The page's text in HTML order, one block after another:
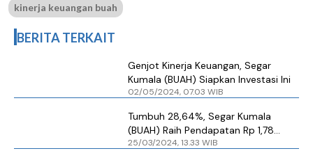
kinerja keuangan buah
BERITA TERKAIT
Genjot Kinerja Keuangan, Segar
Kumala (BUAH) Siapkan Investasi Ini
02/05/2024, 07.03 WIB
Tumbuh 28,64%, Segar Kumala
(BUAH) Raih Pendapatan Rp 1,78
Triliun Tahun 2023
25/03/2024, 13.33 WIB